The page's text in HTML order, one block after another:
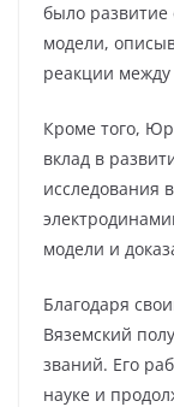
было
модели,
реакции
Кроме того,
вклад в
исследования
модели и
Благодаря
Вяземский
званий. Его
науке и